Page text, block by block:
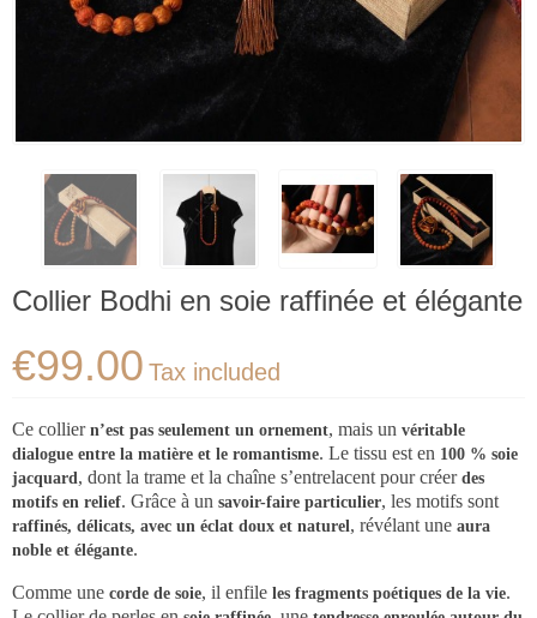
Collier Bodhi en soie raffinée et élégante
€99.00 Tax included
Ce collier n’est pas seulement un ornement, mais un véritable
dialogue entre la matière et le romantisme. Le tissu est en 100 % soie
jacquard, dont la trame et la chaîne s’entrelacent pour créer des
motifs en relief. Grâce à un savoir-faire particulier, les motifs sont
raffinés, délicats, avec un éclat doux et naturel, révélant une aura
noble et élégante.
Comme une corde de soie, il enfile les fragments poétiques de la vie.